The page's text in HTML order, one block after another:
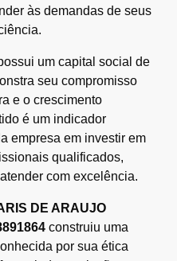
às demandas de seus
um capital social de
seu compromisso
e o crescimento
é um indicador
empresa em investir em
qualificados,
com excelência.
DE ARAUJO
construiu uma
por sua ética